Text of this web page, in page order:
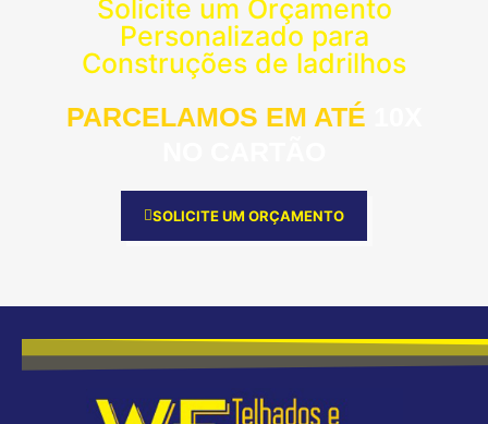
Solicite um Orçamento
Personalizado para
Construções de ladrilhos
PARCELAMOS EM ATÉ
SOLICITE UM ORÇAMENTO